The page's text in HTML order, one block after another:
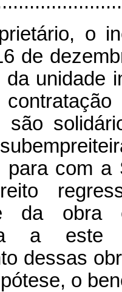
o
de
da unidade
são
para com a
da
a
dessas
o